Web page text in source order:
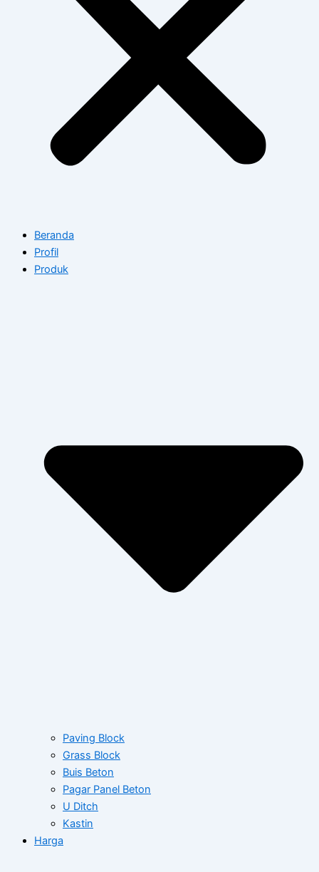
Beranda
Profil
Produk
Paving Block
Grass Block
Buis Beton
Pagar Panel Beton
U Ditch
Kastin
Harga